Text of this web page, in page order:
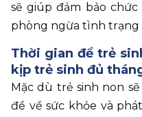
sẽ giúp đảm bảo
phòng ngừa tình trạng
Thời gian để trẻ
kịp trẻ sinh đủ
Mặc dù trẻ sinh non
đề về sức khỏe và